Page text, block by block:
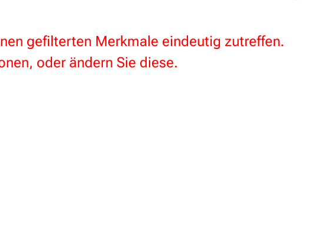
gefilterten Merkmale eindeutig zutreffen.
oder ändern Sie diese.